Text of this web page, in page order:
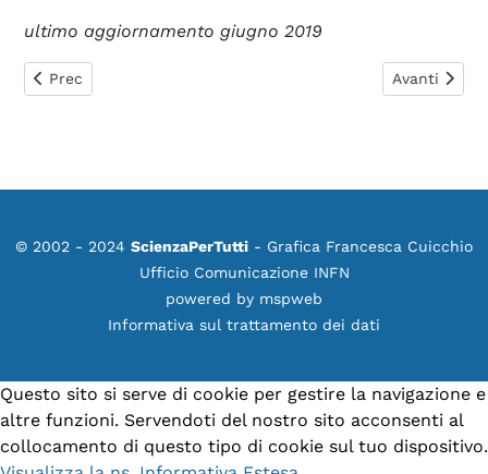
ultimo aggiornamento giugno 2019
Articolo precedente: 0488. Effetto Doppler e onde
Prec Articolo
Avanti
© 2002 - 2024 ScienzaPerTutti - Grafica Francesca Cuicchio
Ufficio Comunicazione INFN
powered by mspweb
Informativa sul trattamento dei dati
Questo sito si serve di cookie per gestire la navigazione e
altre funzioni. Servendoti del nostro sito acconsenti al
collocamento di questo tipo di cookie sul tuo dispositivo.